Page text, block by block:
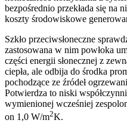
bezpośrednio przekłada się na
koszty środowiskowe
Szkło przeciwsłoneczne
zastosowana w nim powłoka
części energii słonecznej z
ciepła, ale odbija do środka
pochodzące ze źródeł
Potwierdza to niski
wymienionej wcześniej
on 1,0 W/m2K.